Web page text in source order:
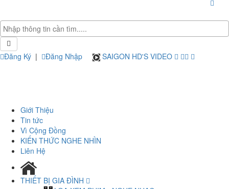
Đăng Ký | Đăng Nhập SAIGON HD'S VIDEO
Giới Thiệu
Tin tức
Vì Cộng Đồng
KIẾN THỨC NGHE NHÌN
Liên Hệ
THIẾT BỊ GIA ĐÌNH